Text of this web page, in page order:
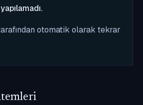
otomatik olarak tekrar